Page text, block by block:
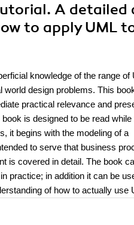
A detailed
to apply UML
knowledge of the range of
world design problems. This
practical relevance and
is designed to be read while
it begins with the modeling of a
to serve that business
is covered in detail. The book
practice; in addition it can be
of how to actually use